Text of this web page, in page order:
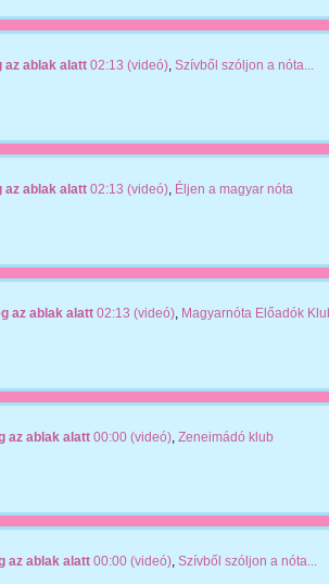
az ablak alatt 02:13 (videó), Szívből szóljon a nóta...
az ablak alatt 02:13 (videó), Éljen a magyar nóta
az ablak alatt 02:13 (videó), Magyarnóta Előadók
az ablak alatt 00:00 (videó), Zeneimádó klub
az ablak alatt 00:00 (videó), Szívből szóljon a nóta...